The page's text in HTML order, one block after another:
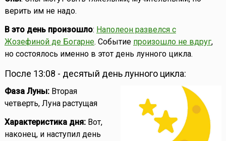
верить им не надо.
В это день произошло: Наполеон развелся с
Жозефиной де Богарне. Событие произошло не вдруг,
но состоялось именно в этот день лунного цикла.
После 13:08 - десятый день лунного цикла:
Фаза Луны: Вторая
четверть, Луна растущая
Характеристика дня:Вот,
наконец, и наступил день